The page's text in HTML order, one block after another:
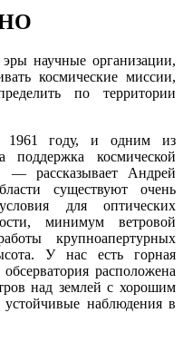
научные организации,
космические миссии,
по территории
1961 году, и одним из
космической
— рассказывает Андрей
существуют очень
для оптических
минимум ветровой
крупноапертурных
У нас есть горная
расположена
над землей с хорошим
устойчивые наблюдения в